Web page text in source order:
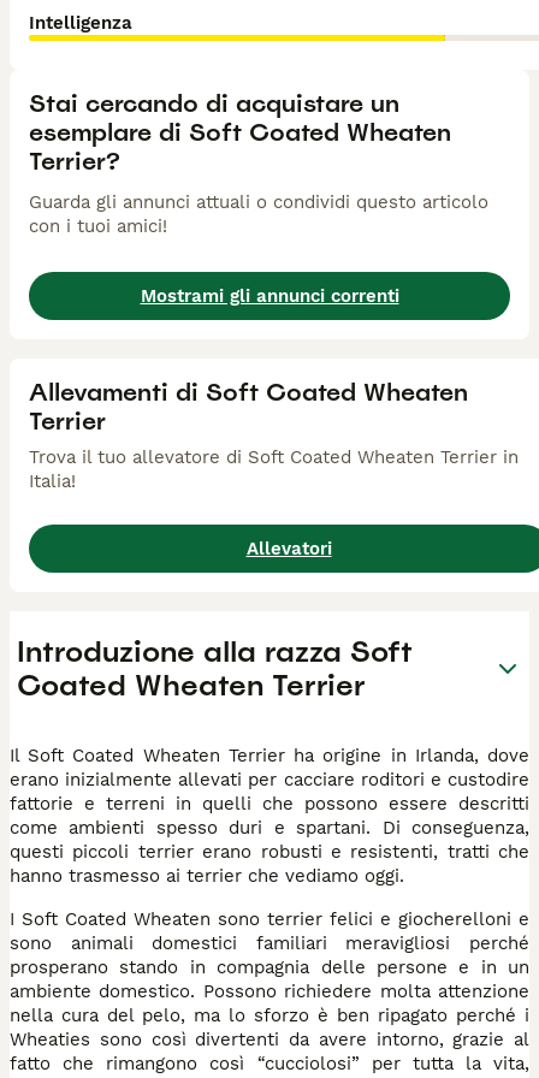
Intelligenza
Stai cercando di acquistare un
esemplare di Soft Coated Wheaten
Terrier?
Guarda gli annunci attuali o condividi questo articolo
con i tuoi amici!
Mostrami gli annunci correnti
Allevamenti di Soft Coated Wheaten
Terrier
Trova il tuo allevatore di Soft Coated Wheaten Terrier in
Italia!
Allevatori
Introduzione alla razza Soft
Coated Wheaten Terrier
Il Soft Coated Wheaten Terrier ha origine in Irlanda, dove
erano inizialmente allevati per cacciare roditori e custodire
fattorie e terreni in quelli che possono essere descritti
come ambienti spesso duri e spartani. Di conseguenza,
questi piccoli terrier erano robusti e resistenti, tratti che
hanno trasmesso ai terrier che vediamo oggi.
I Soft Coated Wheaten sono terrier felici e giocherelloni e
sono animali domestici familiari meravigliosi perché
prosperano stando in compagnia delle persone e in un
ambiente domestico. Possono richiedere molta attenzione
nella cura del pelo, ma lo sforzo è ben ripagato perché i
Wheaties sono così divertenti da avere intorno, grazie al
fatto che rimangono così “cucciolosi” per tutta la vita,